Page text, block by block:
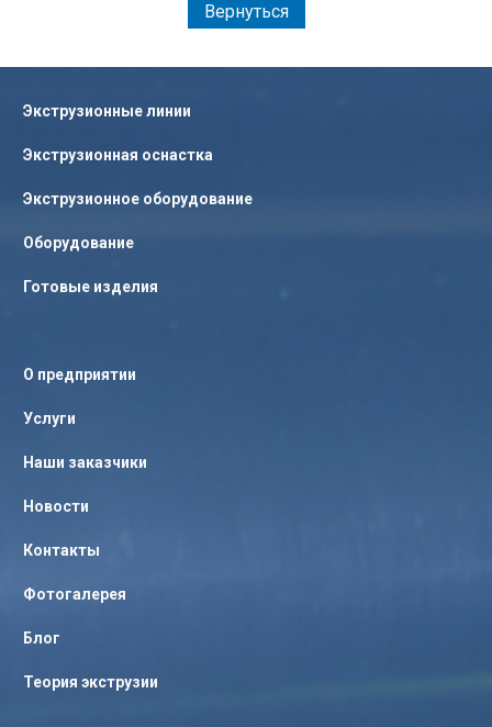
Вернуться
Экструзионные линии
Экструзионная оснастка
Экструзионное оборудование
Оборудование
Готовые изделия
О предприятии
Услуги
Наши заказчики
Новости
Контакты
Фотогалерея
Блог
Теория экструзии